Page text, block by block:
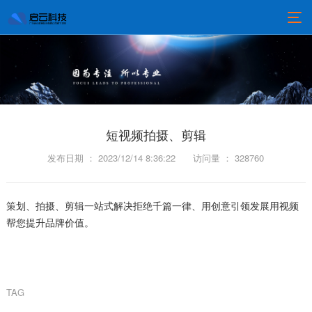
短视频拍摄、剪辑
发布日期 ： 2023/12/14 8:36:22 访问量 ： 328760
策划、拍摄、剪辑一站式解决拒绝千篇一律、用创意引领发展用视频
帮您提升品牌价值。
TAG